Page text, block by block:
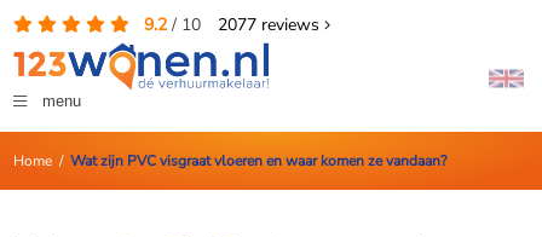
9.2/ 10 2077reviews
menu
Home/ Wat zijn PVC visgraat vloeren en waar komen ze vandaan?